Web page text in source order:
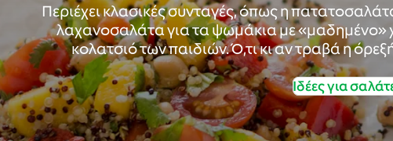
Περιέχει κλασικές συνταγές, όπως η
λαχανοσαλάτα για τα ψωμάκια με «μαδημένο»
κολατσιό των παιδιών. Ό,τι κι αν τραβά η
Ιδέες για